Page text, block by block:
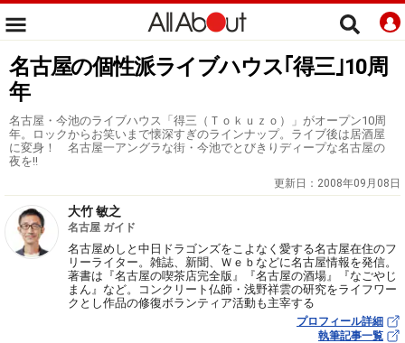
名古屋の個性派ライブハウス｢得三｣10周
年
名古屋・今池のライブハウス「得三（Ｔｏｋｕｚｏ）」がオープン10周
年。ロックからお笑いまで懐深すぎのラインナップ。ライブ後は居酒屋
に変身！ 名古屋一アングラな街・今池でとびきりディープな名古屋の
夜を!!
更新日： 2008年09月08日
大竹 敏之
名古屋 ガイド
名古屋めしと中日ドラゴンズをこよなく愛する名古屋在住のフ
リーライター。雑誌、新聞、Ｗｅｂなどに名古屋情報を発信。
著書は『名古屋の喫茶店完全版』『名古屋の酒場』『なごやじ
まん』など。コンクリート仏師・浅野祥雲の研究をライフワー
クとし作品の修復ボランティア活動も主宰する
プロフィール詳細
執筆記事一覧